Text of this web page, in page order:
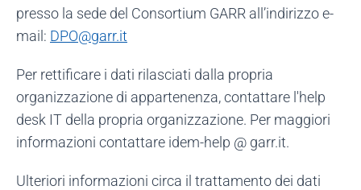
presso la sede del Consortium GARR all’indirizzo e-
mail: DPO@garr.it
Per rettificare i dati rilasciati dalla propria
organizzazione di appartenenza, contattare l'help
desk IT della propria organizzazione. Per maggiori
informazioni contattare idem-help @ garr.it.
Ulteriori informazioni circa il trattamento dei dati